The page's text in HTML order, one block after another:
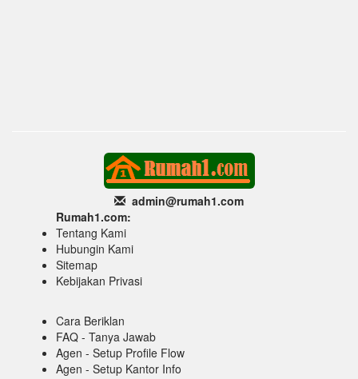
admin@rumah1.com
Rumah1.com:
Tentang Kami
Hubungin Kami
Sitemap
Kebijakan Privasi
Cara Beriklan
FAQ - Tanya Jawab
Agen - Setup Profile Flow
Agen - Setup Kantor Info